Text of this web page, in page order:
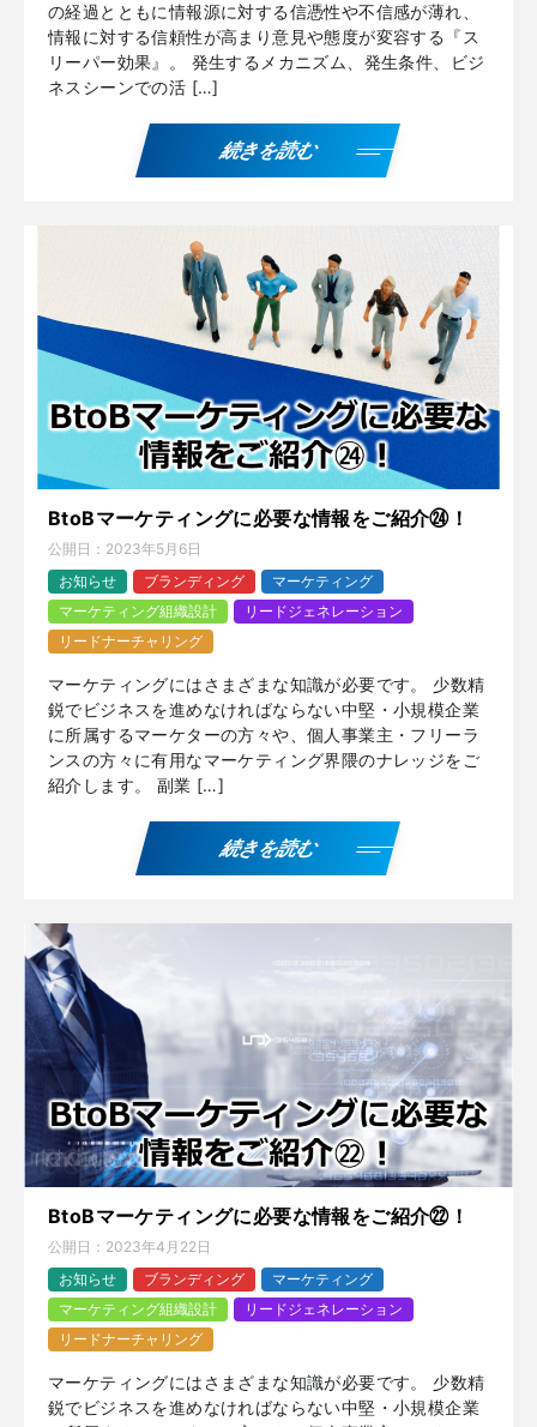
の経過とともに情報源に対する信憑性や不信感が薄れ、
情報に対する信頼性が高まり意見や態度が変容する『ス
リーパー効果』。 発生するメカニズム、発生条件、ビジ
ネスシーンでの活 […]
続きを読む
BtoBマーケティングに必要な情報をご紹介㉔！
公開日： 2023年5月6日
お知らせ
ブランディング
マーケティング
マーケティング組織設計
リードジェネレーション
リードナーチャリング
マーケティングにはさまざまな知識が必要です。 少数精
鋭でビジネスを進めなければならない中堅・小規模企業
に所属するマーケターの方々や、個人事業主・フリーラ
ンスの方々に有用なマーケティング界隈のナレッジをご
紹介します。 副業 […]
続きを読む
BtoBマーケティングに必要な情報をご紹介㉒！
公開日： 2023年4月22日
お知らせ
ブランディング
マーケティング
マーケティング組織設計
リードジェネレーション
リードナーチャリング
マーケティングにはさまざまな知識が必要です。 少数精
鋭でビジネスを進めなければならない中堅・小規模企業